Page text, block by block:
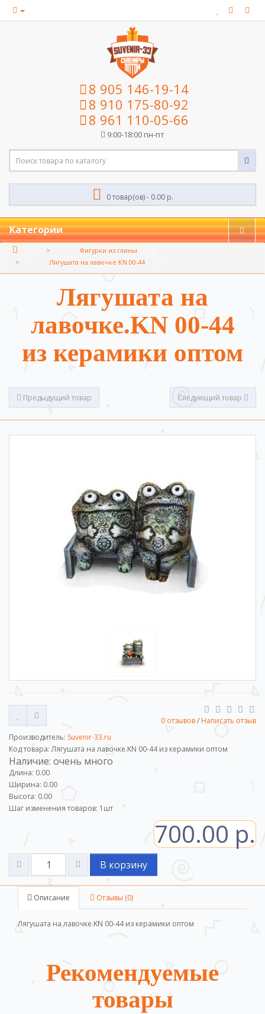
8 905 146-19-14
8 910 175-80-92
8 961 110-05-66
9:00-18:00 пн-пт
0 товар(ов) - 0.00 р.
Категории
Фигурки из глины
Лягушата на лавочке KN 00-44
Лягушата на
лавочке.KN 00-44
из керамики оптом
Предыдущий товар Следующий товар
0 отзывов/ Написать отзыв
Производитель: Suvenir-33.ru
Код товара: Лягушата на лавочке.KN 00-44 из керамики оптом
Наличие: очень много
Длина: 0.00
Ширина: 0.00
Высота: 0.00
Шаг изменения товаров: 1 шт
700.00 р.
В корзину
Описание Отзывы (0)
Лягушата на лавочке.KN 00-44 из керамики оптом
Рекомендуемые
товары